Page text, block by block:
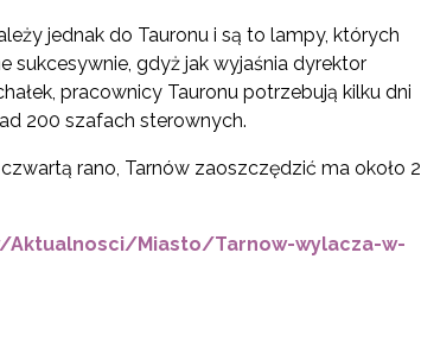
jednak do Tauronu i są to lampy, których
sukcesywnie, gdyż jak wyjaśnia dyrektor
pracownicy Tauronu potrzebują kilku dni
200 szafach sterownych.
rano, Tarnów zaoszczędzić ma około 2
Miasto/Tarnow-wylacza-w-